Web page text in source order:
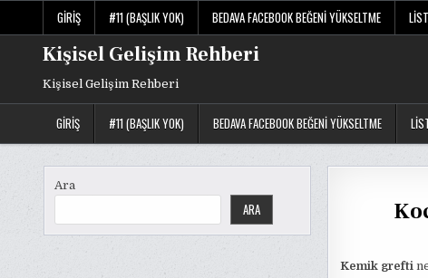
content
GIRIŞ #11 (BAŞLIK YOK) BEDAVA FACEBOOK BEĞENI YÜKSELTME
Kişisel Gelişim Rehberi
Kişisel Gelişim Rehberi
GIRIŞ #11 (BAŞLIK YOK) BEDAVA FACEBOOK BEĞENI YÜKSELTME
Ara
ARA
Kemik grefti